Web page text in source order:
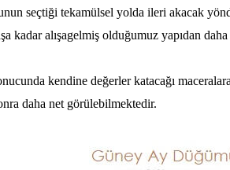
seçtiği tekamülsel yolda ileri akacak
kadar alışagelmiş olduğumuz yapıdan
kendine değerler katacağı
daha net görülebilmektedir.